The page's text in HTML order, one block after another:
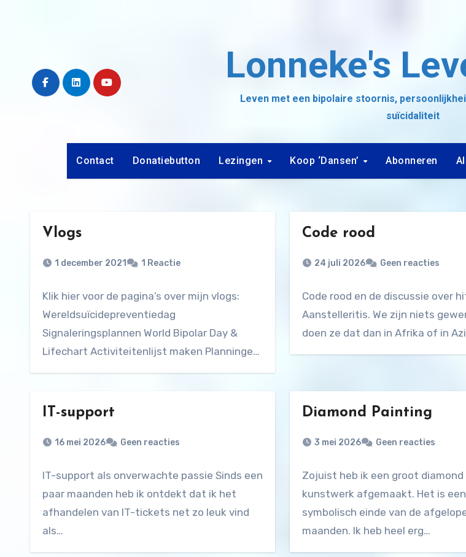
Lonneke's
Leven met een bipolaire stoornis,
suïcidaliteit
Contact Donatiebutton Lezingen Koop ‘Dansen’ Abonneren
Vlogs
1 december 2021 1 Reactie
Klik hier voor de pagina’s over mijn vlogs:
Wereldsuïcidepreventiedag
Signaleringsplannen World Bipolar Day &
Lifechart Activiteitenlijst maken Planningen
maken
Code rood
24 juli 2026 Geen reacties
Code rood en de discussie over
Aanstelleritis. We zijn niets
doen ze dat dan in Afrika of in
IT-support
16 mei 2026 Geen reacties
IT-support als onverwachte passie Sinds een
paar maanden heb ik ontdekt dat ik het
afhandelen van IT-tickets net zo leuk vind
als…
Diamond Painting
3 mei 2026 Geen reacties
Zojuist heb ik een groot
kunstwerk afgemaakt. Het is een
symbolisch einde van de
maanden. Ik heb heel erg…